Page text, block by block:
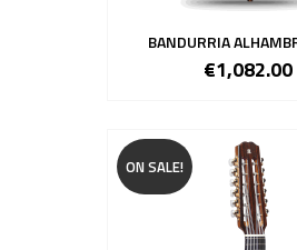
BANDURRIA
€1,082.00
ON SALE!